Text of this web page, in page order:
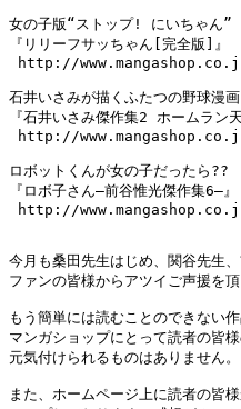
女の子版“ストップ! にいちゃん”
『リリーフサッちゃん[完全版]』
http://
石井いさみが描くふたつの野球漫画
『石井いさみ傑作集2 ホームラン天
http://
ロボットくんが女の子だったら??
『ロボ子さん―前谷惟光傑作集6―』
http://
今月も桑田先生はじめ、関谷先生
ファンの皆様からアツイご声援を頂
もう簡単には読むことのできない
マンガショップにとって読者の皆
元気付けられるものはありません。
また、ホームページ上に読者の皆